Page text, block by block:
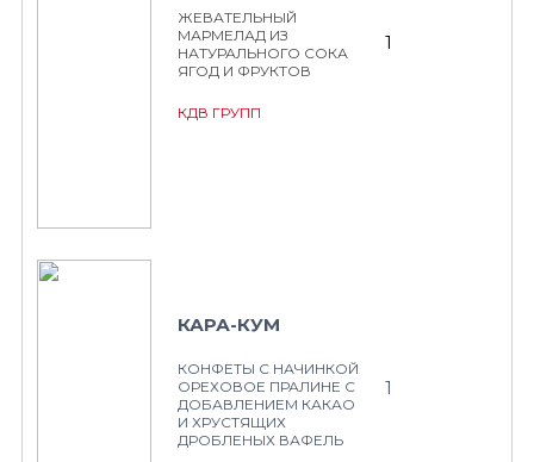
ЖЕВАТЕЛЬНЫЙ
МАРМЕЛАД ИЗ
НАТУРАЛЬНОГО СОКА
ЯГОД И ФРУКТОВ
КДВ ГРУПП
1
КАРА-КУМ
КОНФЕТЫ С НАЧИНКОЙ
ОРЕХОВОЕ ПРАЛИНЕ С
ДОБАВЛЕНИЕМ КАКАО
И ХРУСТЯЩИХ
ДРОБЛЕНЫХ ВАФЕЛЬ
1